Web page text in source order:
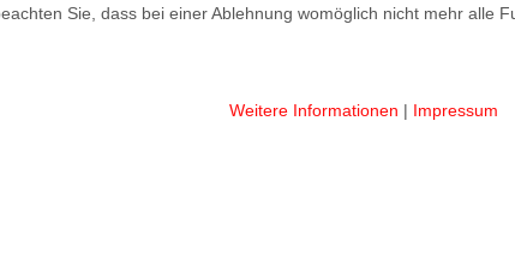
Sie, dass bei einer Ablehnung womöglich nicht mehr alle
Weitere Informationen | Impressum